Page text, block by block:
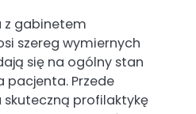
z gabinetem
szereg wymiernych
się na ogólny stan
pacjenta. Przede
skuteczną profilaktykę